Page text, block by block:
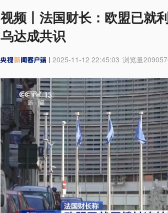
视频丨法国财长：欧盟已就
乌达成共识
2025-11-12 22:45:03 浏览量